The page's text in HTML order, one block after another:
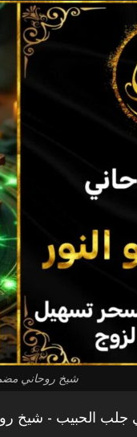
شيخ روحاني
جلب الحبيب - شيخ